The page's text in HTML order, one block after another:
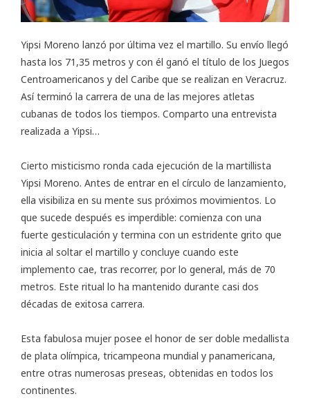
Yipsi Moreno lanzó por última vez el martillo. Su envío llegó
hasta los 71,35 metros y con él ganó el título de los Juegos
Centroamericanos y del Caribe que se realizan en Veracruz.
Así terminó la carrera de una de las mejores atletas
cubanas de todos los tiempos. Comparto una entrevista
realizada a Yipsi…
Cierto misticismo ronda cada ejecución de la martillista
Yipsi Moreno. Antes de entrar en el círculo de lanzamiento,
ella visibiliza en su mente sus próximos movimientos. Lo
que sucede después es imperdible: comienza con una
fuerte gesticulación y termina con un estridente grito que
inicia al soltar el martillo y concluye cuando este
implemento cae, tras recorrer, por lo general, más de 70
metros. Este ritual lo ha mantenido durante casi dos
décadas de exitosa carrera.
Esta fabulosa mujer posee el honor de ser doble medallista
de plata olímpica, tricampeona mundial y panamericana,
entre otras numerosas preseas, obtenidas en todos los
continentes.